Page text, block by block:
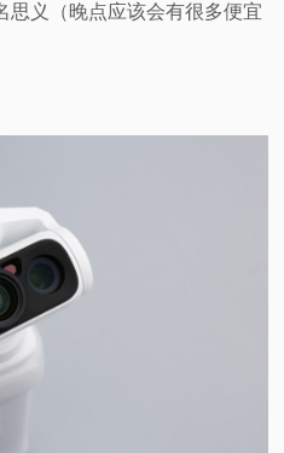
思义（晚点应该会有很多便宜